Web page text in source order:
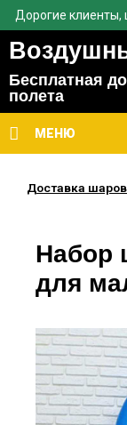
Дорогие клиенты,
Бесплатная
полета
МЕНЮ
Доставка шаров
Набор
для